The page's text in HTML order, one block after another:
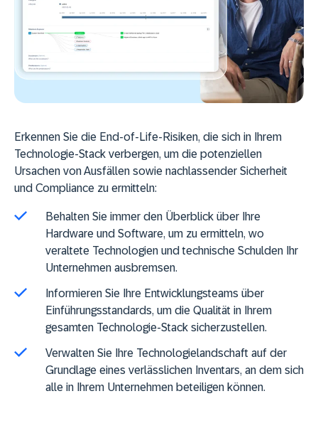
Erkennen Sie die End-of-Life-Risiken, die sich in Ihrem
Technologie-Stack verbergen, um die potenziellen
Ursachen von Ausfällen sowie nachlassender Sicherheit
und Compliance zu ermitteln:
Behalten Sie immer den Überblick über Ihre
Hardware und Software, um zu ermitteln, wo
veraltete Technologien und technische Schulden Ihr
Unternehmen ausbremsen.
Informieren Sie Ihre Entwicklungsteams über
Einführungsstandards, um die Qualität in Ihrem
gesamten Technologie-Stack sicherzustellen.
Verwalten Sie Ihre Technologielandschaft auf der
Grundlage eines verlässlichen Inventars, an dem sich
alle in Ihrem Unternehmen beteiligen können.